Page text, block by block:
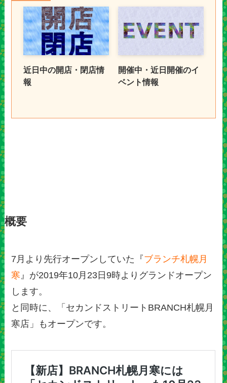
近日中の開店・閉店情
報
開催中・近日開催のイ
ベント情報
概要
7月より先行オープンしていた『ブランチ札幌月
寒』が2019年10月23日9時よりグランドオープン
します。
と同時に、「セカンドストリートBRANCH札幌月
寒店」もオープンです。